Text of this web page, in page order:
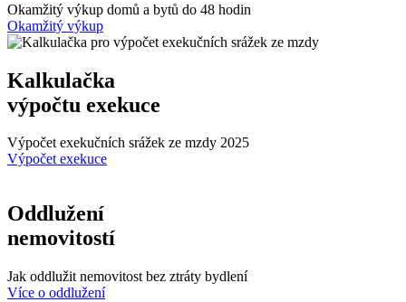
Okamžitý výkup domů a bytů do 48 hodin
Okamžitý výkup
Kalkulačka
výpočtu exekuce
Výpočet exekučních srážek ze mzdy 2025
Výpočet exekuce
Oddlužení
nemovitostí
Jak oddlužit nemovitost bez ztráty bydlení
Více o oddlužení